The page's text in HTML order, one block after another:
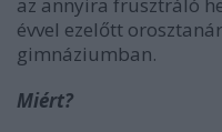
évvel ezelőtt
gimnáziumban.
Miért?